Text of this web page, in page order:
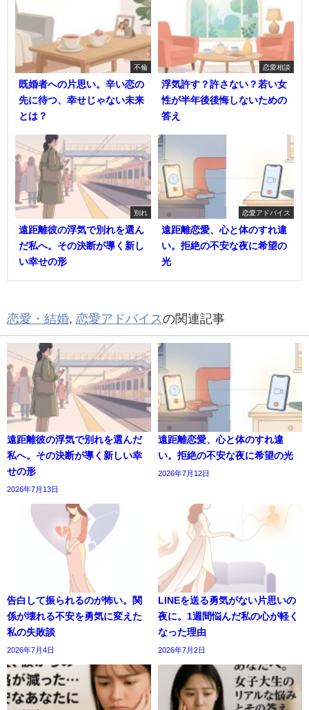
不倫
既婚者への片思い。辛い恋の
先に待つ、幸せじゃない未来
とは？
恋愛相談
浮気許す？許さない？若い女
性が半年後後悔しないための
答え
別れ
遠距離彼の浮気で別れを選ん
だ私へ。その決断が導く新し
い幸せの形
恋愛アドバイス
遠距離恋愛、心と体のすれ違
い。拒絶の不安な夜に希望の
光
恋愛・結婚, 恋愛アドバイスの関連記事
遠距離彼の浮気で別れを選んだ
私へ。その決断が導く新しい幸
せの形
2026年7月13日
遠距離恋愛、心と体のすれ違
い。拒絶の不安な夜に希望の光
2026年7月12日
告白して振られるのが怖い。関
係が壊れる不安を勇気に変えた
私の失敗談
2026年7月4日
LINEを送る勇気がない片思いの
夜に。1週間悩んだ私の心が軽く
なった理由
2026年7月2日